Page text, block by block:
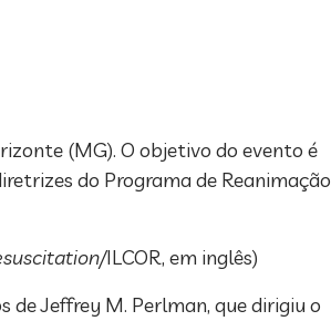
(MG). O objetivo do evento é
do Programa de Reanimação
ILCOR, em inglês)
de Jeffrey M. Perlman, que dirigiu o